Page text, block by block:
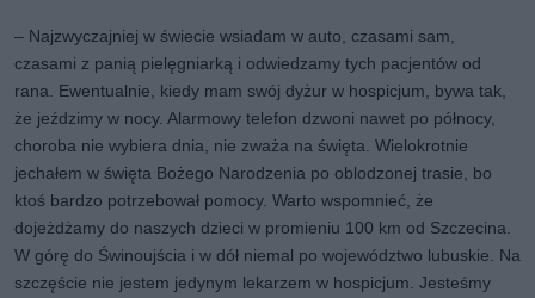
– Najzwyczajniej w świecie wsiadam w auto, czasami sam,
czasami z panią pielęgniarką i odwiedzamy tych pacjentów od
rana. Ewentualnie, kiedy mam swój dyżur w hospicjum, bywa tak,
że jeździmy w nocy. Alarmowy telefon dzwoni nawet po północy,
choroba nie wybiera dnia, nie zważa na święta. Wielokrotnie
jechałem w święta Bożego Narodzenia po oblodzonej trasie, bo
ktoś bardzo potrzebował pomocy. Warto wspomnieć, że
dojeżdżamy do naszych dzieci w promieniu 100 km od Szczecina.
W górę do Świnoujścia i w dół niemal po województwo lubuskie. Na
szczęście nie jestem jedynym lekarzem w hospicjum. Jesteśmy